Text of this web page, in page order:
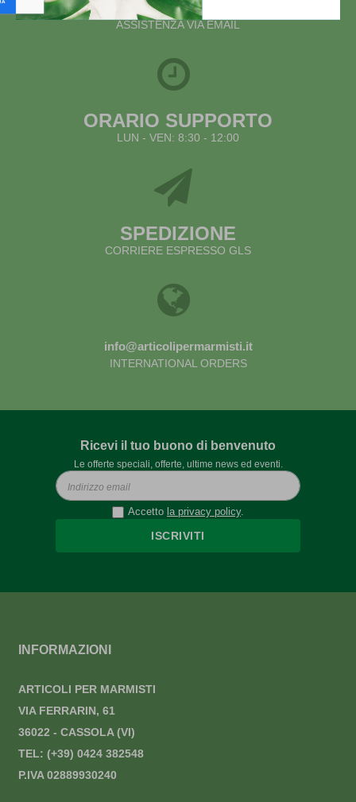
info@articolipermarmisti.it
ASSISTENZA VIA EMAIL
ORARIO SUPPORTO
LUN - VEN: 8:30 - 12:00
SPEDIZIONE
CORRIERE ESPRESSO GLS
info@articolipermarmisti.it
INTERNATIONAL ORDERS
Ricevi il tuo buono di benvenuto
Le offerte speciali, offerte, ultime news ed eventi.
Accetto la privacy policy.
ISCRIVITI
INFORMAZIONI
ARTICOLI PER MARMISTI
VIA FERRARIN, 61
36022 - CASSOLA (VI)
TEL: (+39) 0424 382548
P.IVA 02889930240